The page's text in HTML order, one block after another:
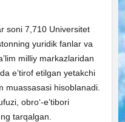
soni 7,710 Universitet
yuridik fanlar va
milliy markazlaridan
e’tirof etilgan yetakchi
muassasasi hisoblanadi.
obro‘-e’tibori
tarqalgan.